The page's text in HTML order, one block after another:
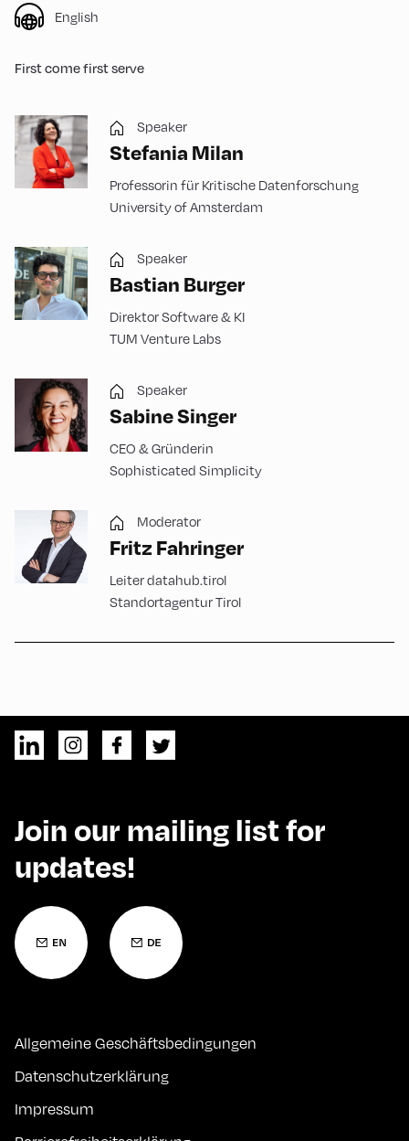
English
First come first serve
Speaker
Stefania Milan
Professorin für Kritische Datenforschung
University of Amsterdam
Speaker
Bastian Burger
Direktor Software & KI
TUM Venture Labs
Speaker
Sabine Singer
CEO & Gründerin
Sophisticated Simplicity
Moderator
Fritz Fahringer
Leiter datahub.tirol
Standortagentur Tirol
Join our mailing list for
updates!
Allgemeine Geschäftsbedingungen
Datenschutzerklärung
Impressum